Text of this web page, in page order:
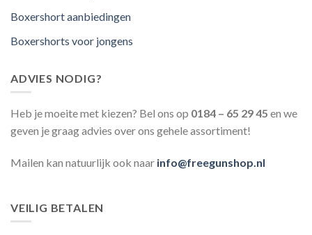
Boxershort aanbiedingen
Boxershorts voor jongens
ADVIES NODIG?
Heb je moeite met kiezen? Bel ons op 0184 – 65 29 45 en we
geven je graag advies over ons gehele assortiment!
Mailen kan natuurlijk ook naar info@freegunshop.nl
VEILIG BETALEN